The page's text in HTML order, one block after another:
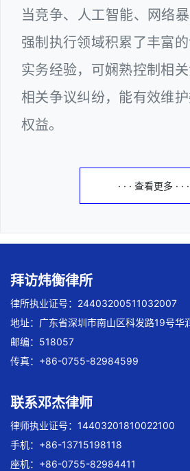
当竞争、人工智能、网络
强制执行领域积累了丰富
实务经验，可娴熟控制相
相关争议纠纷，能有效维
权益。
· · · 查看更多 · · ·
拜访炜衡律所
律所执业证号：24403200511032007
地址：广东省深圳市南山区科发路19号华
邮编：518057
传真：+86-0755-82984599
联系邓杰律师
律师执业证号：14403201810022100
手机：+86-13715198118
座机：+86-0755-82984411